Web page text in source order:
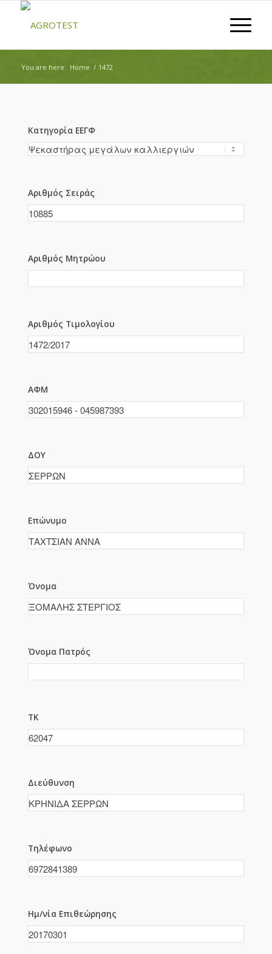
You are here: Home / 1472
Κατηγορία ΕΕΓΦ
Αριθμός Σειράς
Αριθμός Μητρώου
Αριθμός Τιμολογίου
ΑΦΜ
ΔΟΥ
Επώνυμο
Όνομα
Όνομα Πατρός
ΤΚ
Διεύθυνση
Τηλέφωνο
Ημ/νία Επιθεώρησης